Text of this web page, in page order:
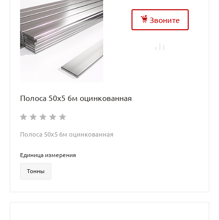
Звоните
Полоса 50х5 6м оцинкованная
Полоса 50х5 6м оцинкованная
Единица измерения
Тонны